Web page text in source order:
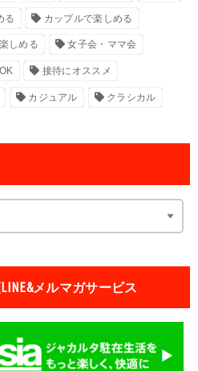
る カップルで楽しめる
しめる 女子会・ママ会
接待にオススメ
カジュアル クラシカル
メルマガサービス